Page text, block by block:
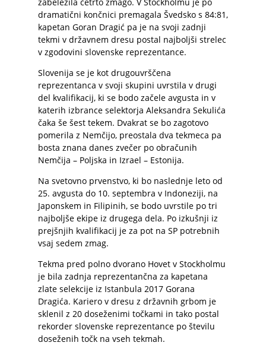
dramatični končnici premagala Švedsko s 84:81,
kapetan Goran Dragić pa je na svoji zadnji
tekmi v državnem dresu postal najboljši strelec
v zgodovini slovenske reprezentance.
Slovenija se je kot drugouvrščena
reprezentanca v svoji skupini uvrstila v drugi
del kvalifikacij, ki se bodo začele avgusta in v
katerih izbrance selektorja Aleksandra Sekulića
čaka še šest tekem. Dvakrat se bo zagotovo
pomerila z Nemčijo, preostala dva tekmeca pa
bosta znana danes zvečer po obračunih
Nemčija – Poljska in Izrael – Estonija.
Na svetovno prvenstvo, ki bo naslednje leto od
25. avgusta do 10. septembra v Indoneziji, na
Japonskem in Filipinih, se bodo uvrstile po tri
najboljše ekipe iz drugega dela. Po izkušnji iz
prejšnjih kvalifikacij je za pot na SP potrebnih
vsaj sedem zmag.
Tekma pred polno dvorano Hovet v Stockholmu
je bila zadnja reprezentančna za kapetana
zlate selekcije iz Istanbula 2017 Gorana
Dragića. Kariero v dresu z državnih grbom je
sklenil z 20 doseženimi točkami in tako postal
rekorder slovenske reprezentance po številu
doseženih točk na vseh tekmah.